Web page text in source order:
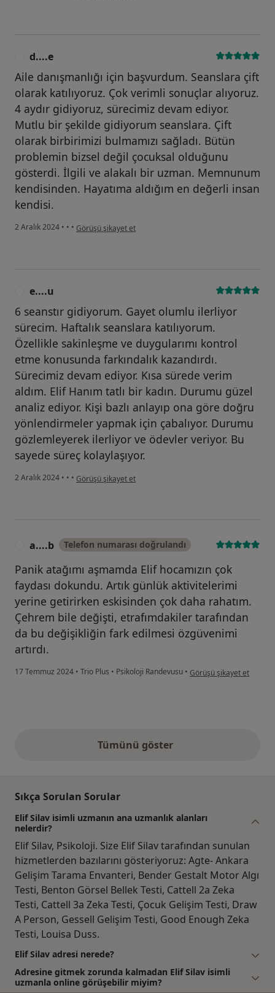
d....e
Aile danışmanlığı için başvurdum. Seanslara çift
olarak katılıyoruz. Çok verimli sonuçlar alıyoruz.
4 aydır gidiyoruz, sürecimiz devam ediyor.
Mutlu bir şekilde gidiyorum seanslara. Çift
olarak birbirimizi bulmamızı sağladı. Bütün
problemin bizsel değil çocuksal olduğunu
gösterdi. İlgili ve alakalı bir uzman. Memnunum
kendisinden. Hayatıma aldığım en değerli insan
kendisi.
2 Aralık 2024 • • • kullanıcının görüşüne göre d....e
Görüşü şikayet et
e....u
6 seanstır gidiyorum. Gayet olumlu ilerliyor
sürecim. Haftalık seanslara katılıyorum.
Özellikle sakinleşme ve duygularımı kontrol
etme konusunda farkındalık kazandırdı.
Sürecimiz devam ediyor. Kısa sürede verim
aldım. Elif Hanım tatlı bir kadın. Durumu güzel
analiz ediyor. Kişi bazlı anlayıp ona göre doğru
yönlendirmeler yapmak için çabalıyor. Durumu
gözlemleyerek ilerliyor ve ödevler veriyor. Bu
sayede süreç kolaylaşıyor.
2 Aralık 2024 • • • kullanıcının görüşüne göre e....u
Görüşü şikayet et
a....b Telefon numarası doğrulandı
Panik atağımı aşmamda Elif hocamızın çok
faydası dokundu. Artık günlük aktivitelerimi
yerine getirirken eskisinden çok daha rahatım.
Çehrem bile değişti, etrafımdakiler tarafından
da bu değişikliğin fark edilmesi özgüvenimi
artırdı.
17 Temmuz 2024 • Trio Plus • Psikoloji Randevusu • kullanıcının görüşüne
Görüşü şikayet et
Tümünü gösteryukarıdaki görüşler
Sıkça Sorulan Sorular
Elif Silav isimli uzmanın ana uzmanlık alanları
nelerdir?
Elif Silav, Psikoloji. Size Elif Silav tarafından sunulan
hizmetlerden bazılarını gösteriyoruz: Agte- Ankara
Gelişim Tarama Envanteri, Bender Gestalt Motor Algı
Testi, Benton Görsel Bellek Testi, Cattell 2a Zeka
Testi, Cattell 3a Zeka Testi, Çocuk Gelişim Testi, Draw
A Person, Gessell Gelişim Testi, Good Enough Zeka
Testi, Louisa Duss.
Elif Silav adresi nerede?
Adresine gitmek zorunda kalmadan Elif Silav isimli
uzmanla online görüşebilir miyim?